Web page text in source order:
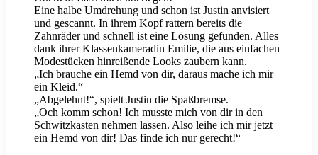
Eine halbe Umdrehung und schon ist Justin anvisiert
und gescannt. In ihrem Kopf rattern bereits die
Zahnräder und schnell ist eine Lösung gefunden. Alles
dank ihrer Klassenkameradin Emilie, die aus einfachen
Modestücken hinreißende Looks zaubern kann.
„Ich brauche ein Hemd von dir, daraus mache ich mir
ein Kleid.“
„Abgelehnt!“, spielt Justin die Spaßbremse.
„Och komm schon! Ich musste mich von dir in den
Schwitzkasten nehmen lassen. Also leihe ich mir jetzt
ein Hemd von dir! Das finde ich nur gerecht!“